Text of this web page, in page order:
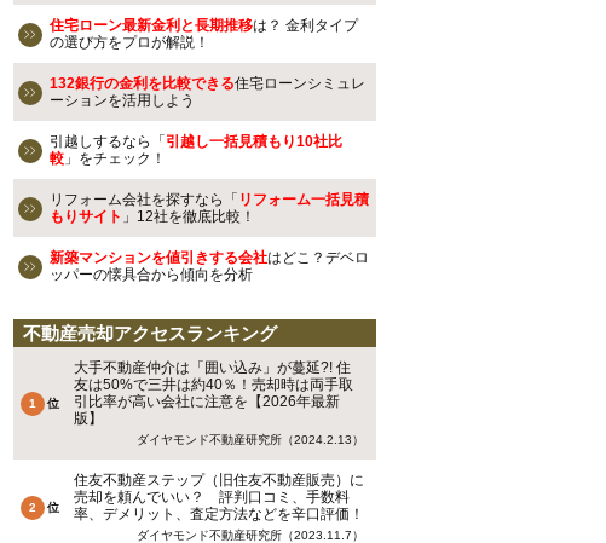
住宅ローン最新金利と長期推移は？ 金利タイプ
の選び方をプロが解説！
132銀行の金利を比較できる住宅ローンシミュレ
ーションを活用しよう
引越しするなら「 引越し一括見積もり10社比
較 」をチェック！
リフォーム会社を探すなら「 リフォーム一括見積
もりサイト 」12社を徹底比較！
新築マンションを値引きする会社はどこ？デベロ
ッパーの懐具合から傾向を分析
不動産売却アクセスランキング
大手不動産仲介は「囲い込み」が蔓延?! 住
友は50%で三井は約40％！売却時は両手取
引比率が高い会社に注意を【2026年最新
版】
ダイヤモンド不動産研究所（2024.2.13）
住友不動産ステップ（旧住友不動産販売）に
売却を頼んでいい？ 評判口コミ、手数料
率、デメリット、査定方法などを辛口評価！
ダイヤモンド不動産研究所（2023.11.7）